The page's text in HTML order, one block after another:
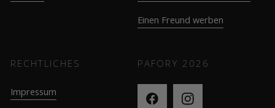
Einen Freund werben
RECHTLICHES
Impressum
PAFORY 2026